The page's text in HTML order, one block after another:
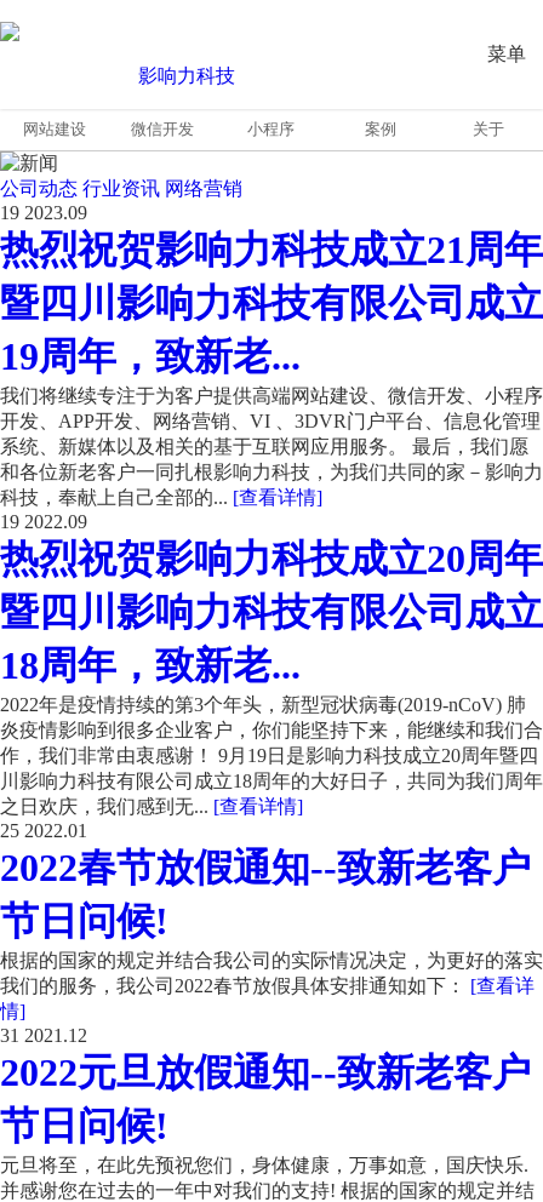
菜单
网站建设 微信开发 小程序 案例 关于
公司动态 行业资讯 网络营销
19 2023.09
热烈祝贺影响力科技成立21周年
暨四川影响力科技有限公司成立
19周年，致新老...
我们将继续专注于为客户提供高端网站建设、微信开发、小程序
开发、APP开发、网络营销、VI 、3DVR门户平台、信息化管理
系统、新媒体以及相关的基于互联网应用服务。 最后，我们愿
和各位新老客户一同扎根影响力科技，为我们共同的家－影响力
科技，奉献上自己全部的... [查看详情]
19 2022.09
热烈祝贺影响力科技成立20周年
暨四川影响力科技有限公司成立
18周年，致新老...
2022年是疫情持续的第3个年头，新型冠状病毒(2019-nCoV) 肺
炎疫情影响到很多企业客户，你们能坚持下来，能继续和我们合
作，我们非常由衷感谢！ 9月19日是影响力科技成立20周年暨四
川影响力科技有限公司成立18周年的大好日子，共同为我们周年
之日欢庆，我们感到无... [查看详情]
25 2022.01
2022春节放假通知--致新老客户
节日问候!
根据的国家的规定并结合我公司的实际情况决定，为更好的落实
我们的服务，我公司2022春节放假具体安排通知如下： [查看详
情]
31 2021.12
2022元旦放假通知--致新老客户
节日问候!
元旦将至，在此先预祝您们，身体健康，万事如意，国庆快乐.
并感谢您在过去的一年中对我们的支持! 根据的国家的规定并结